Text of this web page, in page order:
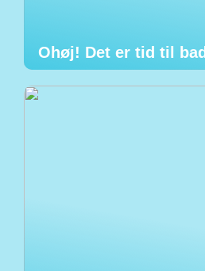
Ohøj! Det er tid til bad